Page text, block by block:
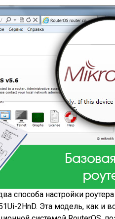
способа настройки
2HnD. Эта модель, как и